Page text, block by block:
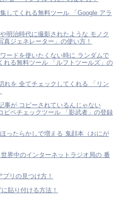
してくれる無料ツール 「Google アラ
明治時代に撮影されたような モノク
ジェネレーター」の使い方！
ードを使いたくない時に ランダムで
れる無料ツール 「ルフトツールズ」の
れを 全てチェックしてくれる 「リン
事が コピーされているんじゃない
ピペチェックツール 「影武者」の登録
ったらかしで増える 鬼顔本（おにが
界中のインターネットラジオ局の 番
リの見つけ方！
貼り付ける方法！